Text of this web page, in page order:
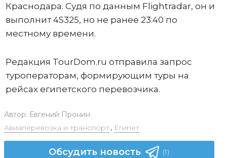
Краснодара. Судя по данным Flightradar, он и
выполнит 4S325, но не ранее 23:40 по
местному времени.
Редакция TourDom.ru отправила запрос
туроператорам, формирующим туры на
рейсах египетского перевозчика.
Автор: Евгений Пронин
Авиаперевозка и транспорт, Египет
Обсудить новость (1)